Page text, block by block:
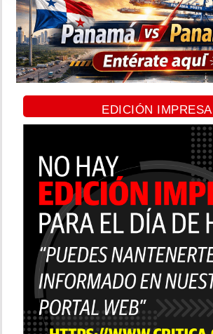
EDICIÓN IMPRESA